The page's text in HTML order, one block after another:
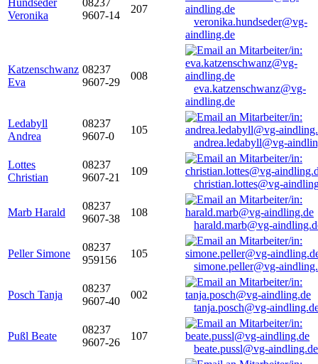
Hundseder
Veronika
08237
9607-14
207
veronika.hundseder@vg-
aindling.de
Katzenschwanz
Eva
08237
9607-29
008
eva.katzenschwanz@vg-
aindling.de
Ledabyll
Andrea
08237
9607-0
105
andrea.ledabyll@vg-
Lottes
Christian
08237
9607-21
109
christian.lottes@vg-
Marb Harald
08237
9607-38
108
harald.marb@vg-
Peller Simone
08237
959156
105
simone.peller@vg-
Posch Tanja
08237
9607-40
002
tanja.posch@vg-
Pußl Beate
08237
9607-26
107
beate.pussl@vg-aindling.de